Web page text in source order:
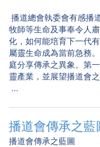
播道總會執委會有感播
牧師等生命及事奉令人
化，如何能培育下一代
屬靈生命成為當前急務
庭分享傳承之異象。第
靈產業，並展望播道會之
...
播道會傳承之藍
播道會傳承之藍圖